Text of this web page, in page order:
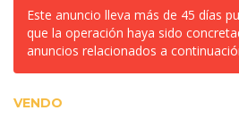
Este anuncio lleva más de 45 días
que la operación haya sido
anuncios relacionados a
VENDO